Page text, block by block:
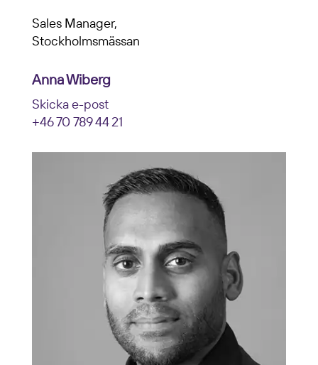
Sales Manager,
Stockholmsmässan
Anna Wiberg
Skicka e-post
+46 70 789 44 21